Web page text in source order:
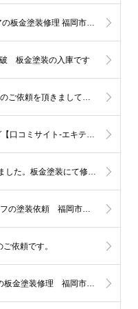
メルセデスベンツW213 Eクラス ドアの板金塗装修理 福岡市早良区N様
板金塗装の入庫です
2022年もサイセイ自動車に沢山の修理のご依頼を頂きまして本当にありがとうございました。
2022年11月度もお客様満足ランキング【口コミサイト-エキテン様により】福岡市自動車部門で【1位】を表彰する事となりました!!
アクアの側面事故の修理をご依頼頂きました。板金塗装にて修理します。福岡市 中央区のH様
トヨタ ヴィッツ- ボンネット ルーフの塗装依頼 福岡市西区
依頼です。
レクサスRXのバンパー交換&ワゴンRの板金塗装修理 福岡市中央区